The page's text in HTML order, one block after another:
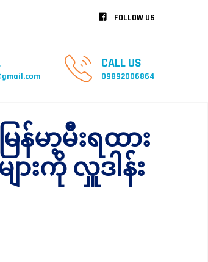
FOLLOW US
CALL US
09892006864
မာ့မီးရထား
ားကို လှူဒါန်း